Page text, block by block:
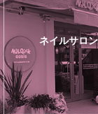
ネイルサロ